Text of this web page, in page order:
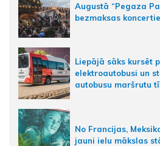
Augustā “Pegaza
bezmaksas
Liepājā sāks kursēt
elektroautobusi un
autobusu maršrutu
No Francijas,
jauni ielu mākslas